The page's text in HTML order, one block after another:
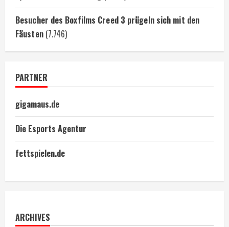
Besucher des Boxfilms Creed 3 prügeln sich mit den
Fäusten (7.746)
PARTNER
gigamaus.de
Die Esports Agentur
fettspielen.de
ARCHIVES